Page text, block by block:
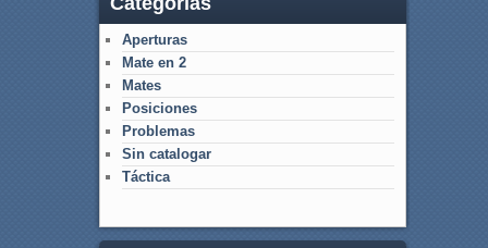
Aperturas
Mate en 2
Mates
Posiciones
Problemas
Sin catalogar
Táctica